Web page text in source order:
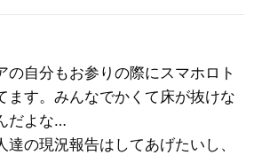
の自分もお参りの際にスマホロト
ます。みんなでかくて床が抜けな
だよな…
達の現況報告はしてあげたいし、